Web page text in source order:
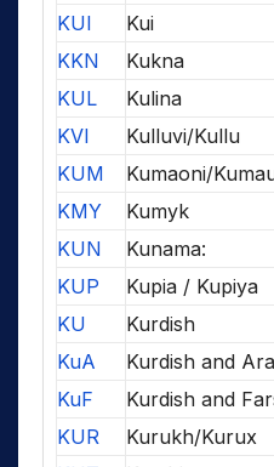
KUI
Kui
KKN
Kukna
KUL
Kulina
KVI
Kulluvi/Kullu
KUM
Kumaoni/
KMY
Kumyk
KUN
Kunama:
KUP
Kupia / Kupiya
KU
Kurdish
KuA
Kurdish and
KuF
Kurdish and
KUR
Kurukh/Kurux